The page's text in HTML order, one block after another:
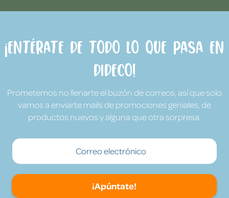
¡Entérate de todo lo que pasa en
Dideco!
Prometemos no llenarte el buzón de correos, así que solo
vamos a enviarte mails de promociones geniales, de
productos nuevos y alguna que otra sorpresa.
¡Apúntate!